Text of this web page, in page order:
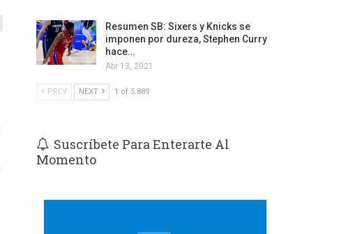
Resumen SB: Sixers y Knicks se
imponen por dureza, Stephen Curry
hace…
Abr 13, 2021
PREV NEXT 1 of 5.889
Suscríbete Para Enterarte Al
Momento